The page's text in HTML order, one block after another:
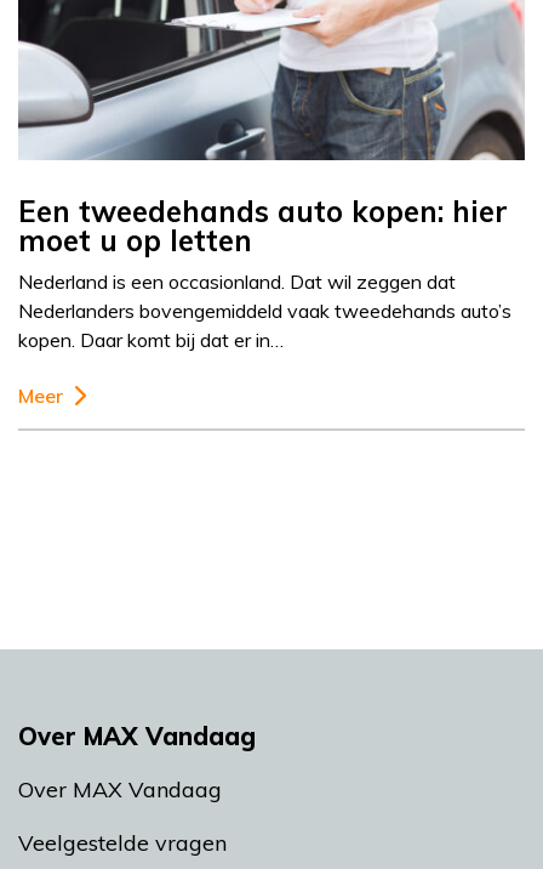
Een tweedehands auto kopen: hier
moet u op letten
Nederland is een occasionland. Dat wil zeggen dat
Nederlanders bovengemiddeld vaak tweedehands auto’s
kopen. Daar komt bij dat er in…
Meer
Over MAX Vandaag
Over MAX Vandaag
Veelgestelde vragen